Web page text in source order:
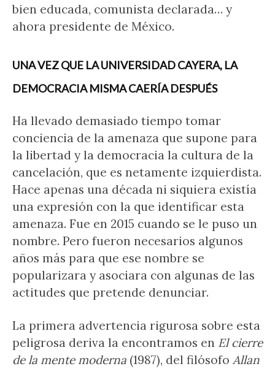
bien educada, comunista declarada… y
ahora presidente de México.
UNA VEZ QUE LA UNIVERSIDAD CAYERA, LA
DEMOCRACIA MISMA CAERÍA DESPUÉS
Ha llevado demasiado tiempo tomar
conciencia de la amenaza que supone para
la libertad y la democracia la cultura de la
cancelación, que es netamente izquierdista.
Hace apenas una década ni siquiera existía
una expresión con la que identificar esta
amenaza. Fue en 2015 cuando se le puso un
nombre. Pero fueron necesarios algunos
años más para que ese nombre se
popularizara y asociara con algunas de las
actitudes que pretende denunciar.
La primera advertencia rigurosa sobre esta
peligrosa deriva la encontramos en El cierre
de la mente moderna (1987), del filósofo Allan